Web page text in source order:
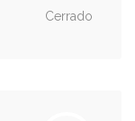
Cerrado